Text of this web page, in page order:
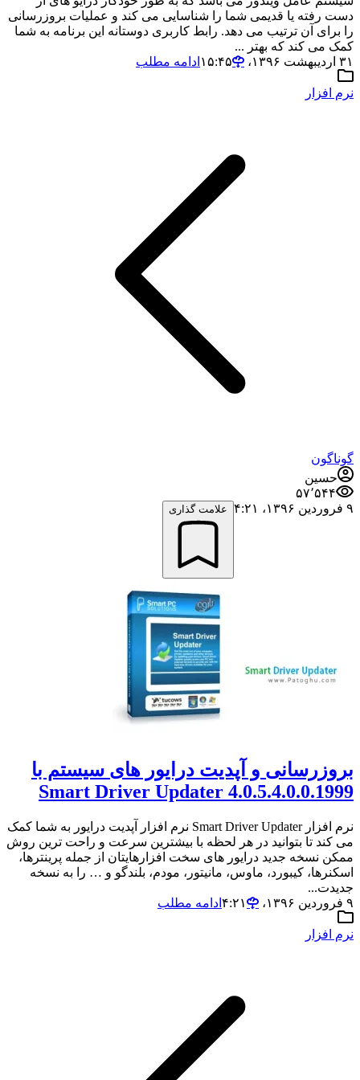
دست رفته یا قدیمی شما را شناسایی می کند و عملیات بروزرسانی
را برای آن ترتیب می دهد. رابط کاربری دوستانه این برنامه به شما
کمک می کند که بهتر ...
۳۱ اردیبهشت ۱۳۹۶،‏ ۱۵:۴۵
ادامه مطلب
نرم افزار
گوناگون
حسین
۵۷٬۵۴۴
۹ فروردین ۱۳۹۶،‏ ۴:۲۱
علامت گذاری
بروزرسانی و آپدیت درایور های سیستم با
Smart Driver Updater 4.0.5.4.0.0.1999
نرم افزار Smart Driver Updater نرم افزار آپدیت درایور به شما کمک
می کند تا بتوانید در هر لحظه با بیشترین سرعت و راحت ترین روش
ممکن نسخه جدید درایور های سخت افزارهایتان از جمله پرینترها،
اسکنرها، کیبورد، ماوس، مانیتور، مودم، بلندگو و … را به نسخه
جدیدت...
۹ فروردین ۱۳۹۶،‏ ۴:۲۱
ادامه مطلب
نرم افزار